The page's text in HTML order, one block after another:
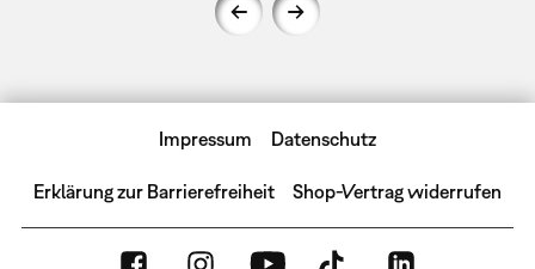
Impressum Datenschutz
Erklärung zur Barrierefreiheit Shop-Vertrag widerrufen